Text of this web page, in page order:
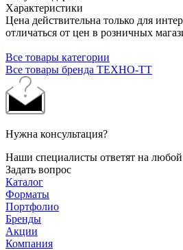
Характеристики
Цена действительна только для
отличаться от цен в розничных
Все товары категории
Все товары бренда ТЕХНО-ТТ
Нужна консультация?
Наши специалисты ответят на
Задать вопрос
Каталог
Форматы
Портфолио
Бренды
Акции
Компания